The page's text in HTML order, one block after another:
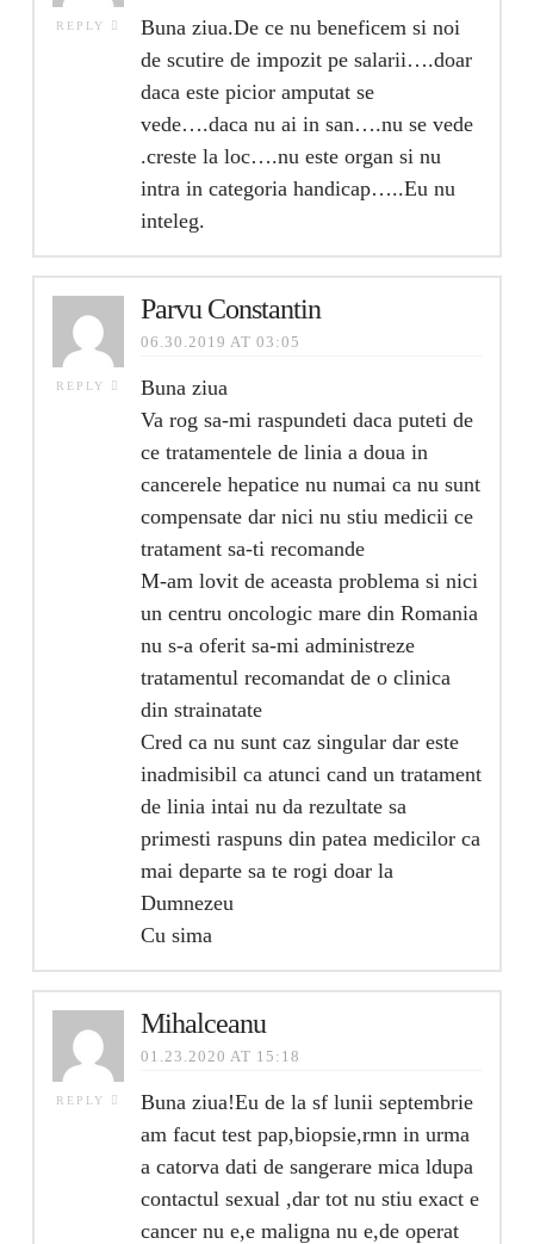
REPLY
Buna ziua.De ce nu beneficem si noi
de scutire de impozit pe salarii….doar
daca este picior amputat se
vede….daca nu ai in san….nu se vede
.creste la loc….nu este organ si nu
intra in categoria handicap…..Eu nu
inteleg.
REPLY
Parvu Constantin
06.30.2019 AT 03:05
Buna ziua
Va rog sa-mi raspundeti daca puteti de
ce tratamentele de linia a doua in
cancerele hepatice nu numai ca nu sunt
compensate dar nici nu stiu medicii ce
tratament sa-ti recomande
M-am lovit de aceasta problema si nici
un centru oncologic mare din Romania
nu s-a oferit sa-mi administreze
tratamentul recomandat de o clinica
din strainatate
Cred ca nu sunt caz singular dar este
inadmisibil ca atunci cand un tratament
de linia intai nu da rezultate sa
primesti raspuns din patea medicilor ca
mai departe sa te rogi doar la
Dumnezeu
Cu sima
REPLY
Mihalceanu
01.23.2020 AT 15:18
Buna ziua!Eu de la sf lunii septembrie
am facut test pap,biopsie,rmn in urma
a catorva dati de sangerare mica ldupa
contactul sexual ,dar tot nu stiu exact e
cancer nu e,e maligna nu e,de operat